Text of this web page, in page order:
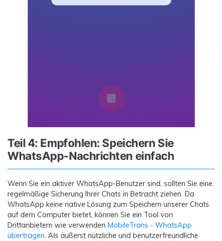
Teil 4: Empfohlen: Speichern Sie
WhatsApp-Nachrichten einfach
Wenn Sie ein aktiver WhatsApp-Benutzer sind, sollten Sie eine
regelmäßige Sicherung Ihrer Chats in Betracht ziehen. Da
WhatsApp keine native Lösung zum Speichern unserer Chats
auf dem Computer bietet, können Sie ein Tool von
Drittanbietern wie verwenden MobileTrans - WhatsApp
übertragen. Als äußerst nützliche und benutzerfreundliche